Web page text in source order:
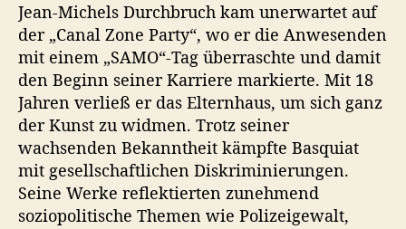
Jean-Michels Durchbruch kam unerwartet auf
der „Canal Zone Party“, wo er die Anwesenden
mit einem „SAMO“-Tag überraschte und damit
den Beginn seiner Karriere markierte. Mit 18
Jahren verließ er das Elternhaus, um sich ganz
der Kunst zu widmen. Trotz seiner
wachsenden Bekanntheit kämpfte Basquiat
mit gesellschaftlichen Diskriminierungen.
Seine Werke reflektierten zunehmend
soziopolitische Themen wie Polizeigewalt,